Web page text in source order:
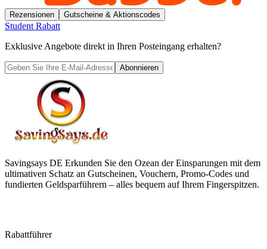
Rezensionen Gutscheine & Aktionscodes
Student Rabatt
Exklusive Angebote direkt in Ihren Posteingang erhalten?
Abonnieren
Savingsays DE Erkunden Sie den Ozean der Einsparungen mit dem
ultimativen Schatz an Gutscheinen, Vouchern, Promo-Codes und
fundierten Geldsparführern – alles bequem auf Ihrem Fingerspitzen.
Rabattführer